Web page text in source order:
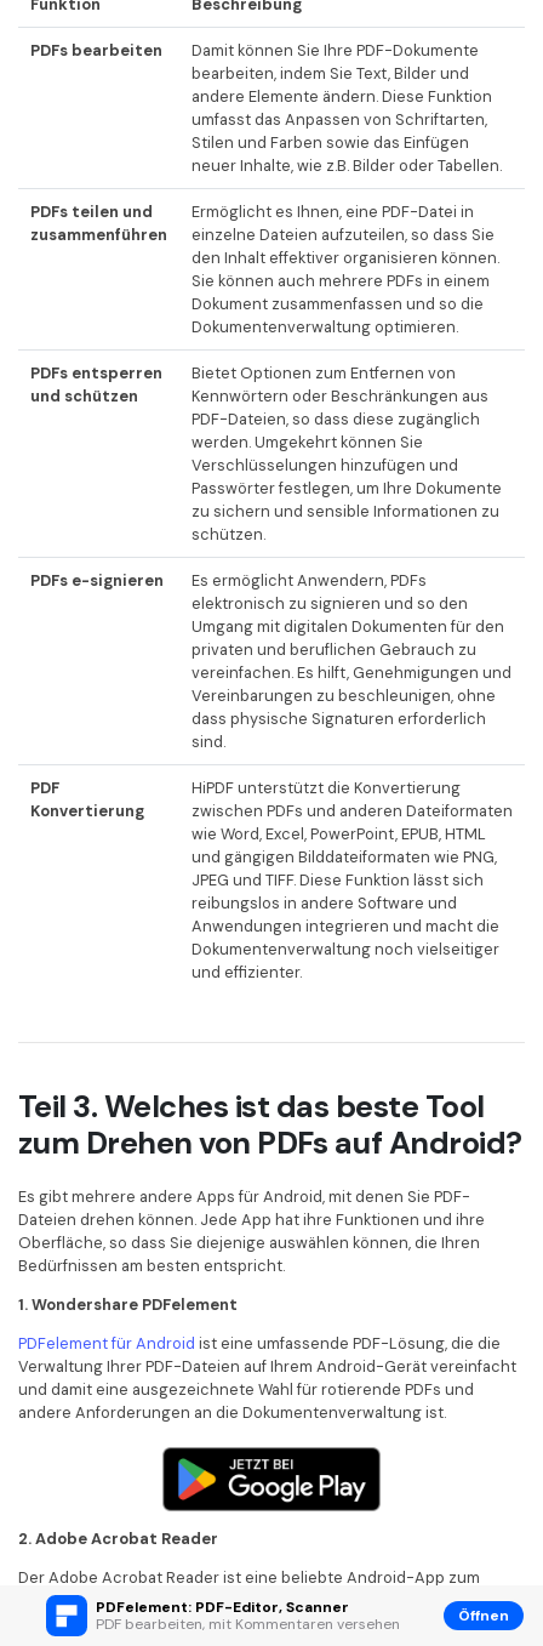
PDFelement: PDF-Editor, Scanner
PDF bearbeiten, mit Kommentaren versehen
Öffnen
Funktion Beschreibung
PDFs bearbeiten
Damit können Sie Ihre PDF-Dokumente
bearbeiten, indem Sie Text, Bilder und
andere Elemente ändern. Diese Funktion
umfasst das Anpassen von Schriftarten,
Stilen und Farben sowie das Einfügen
neuer Inhalte, wie z.B. Bilder oder Tabellen.
PDFs teilen und
zusammenführen
Ermöglicht es Ihnen, eine PDF-Datei in
einzelne Dateien aufzuteilen, so dass Sie
den Inhalt effektiver organisieren können.
Sie können auch mehrere PDFs in einem
Dokument zusammenfassen und so die
Dokumentenverwaltung optimieren.
PDFs entsperren
und schützen
Bietet Optionen zum Entfernen von
Kennwörtern oder Beschränkungen aus
PDF-Dateien, so dass diese zugänglich
werden. Umgekehrt können Sie
Verschlüsselungen hinzufügen und
Passwörter festlegen, um Ihre Dokumente
zu sichern und sensible Informationen zu
schützen.
PDFs e-signieren
Es ermöglicht Anwendern, PDFs
elektronisch zu signieren und so den
Umgang mit digitalen Dokumenten für den
privaten und beruflichen Gebrauch zu
vereinfachen. Es hilft, Genehmigungen und
Vereinbarungen zu beschleunigen, ohne
dass physische Signaturen erforderlich
sind.
PDF
Konvertierung
HiPDF unterstützt die Konvertierung
zwischen PDFs und anderen Dateiformaten
wie Word, Excel, PowerPoint, EPUB, HTML
und gängigen Bilddateiformaten wie PNG,
JPEG und TIFF. Diese Funktion lässt sich
reibungslos in andere Software und
Anwendungen integrieren und macht die
Dokumentenverwaltung noch vielseitiger
und effizienter.
Teil 3. Welches ist das beste Tool
zum Drehen von PDFs auf Android?
Es gibt mehrere andere Apps für Android, mit denen Sie PDF-
Dateien drehen können. Jede App hat ihre Funktionen und ihre
Oberfläche, so dass Sie diejenige auswählen können, die Ihren
Bedürfnissen am besten entspricht.
1. Wondershare PDFelement
PDFelement für Android ist eine umfassende PDF-Lösung, die die
Verwaltung Ihrer PDF-Dateien auf Ihrem Android-Gerät vereinfacht
und damit eine ausgezeichnete Wahl für rotierende PDFs und
andere Anforderungen an die Dokumentenverwaltung ist.
2. Adobe Acrobat Reader
Der Adobe Acrobat Reader ist eine beliebte Android-App zum
Anzeigen und Verwalten von PDFs. Er bietet grundlegende
Bearbeitungstools wie das Drehen von PDF-Seiten und Funktionen